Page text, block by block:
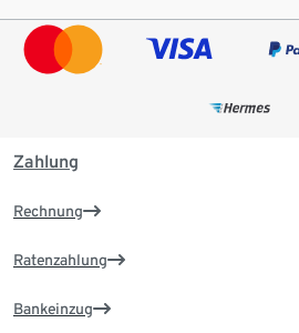
Zahlung
Rechnung
Ratenzahlung
Bankeinzug